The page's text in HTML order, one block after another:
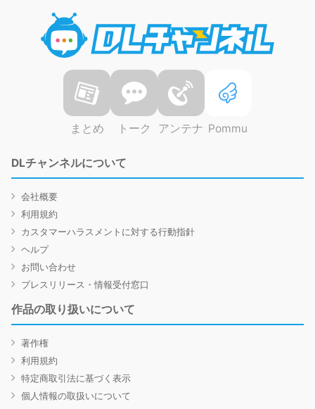
まとめ トーク アンテナ Pommu
DLチャンネルについて
会社概要
利用規約
カスタマーハラスメントに対する行動指針
ヘルプ
お問い合わせ
プレスリリース・情報受付窓口
作品の取り扱いについて
著作権
利用規約
特定商取引法に基づく表示
個人情報の取扱いについて